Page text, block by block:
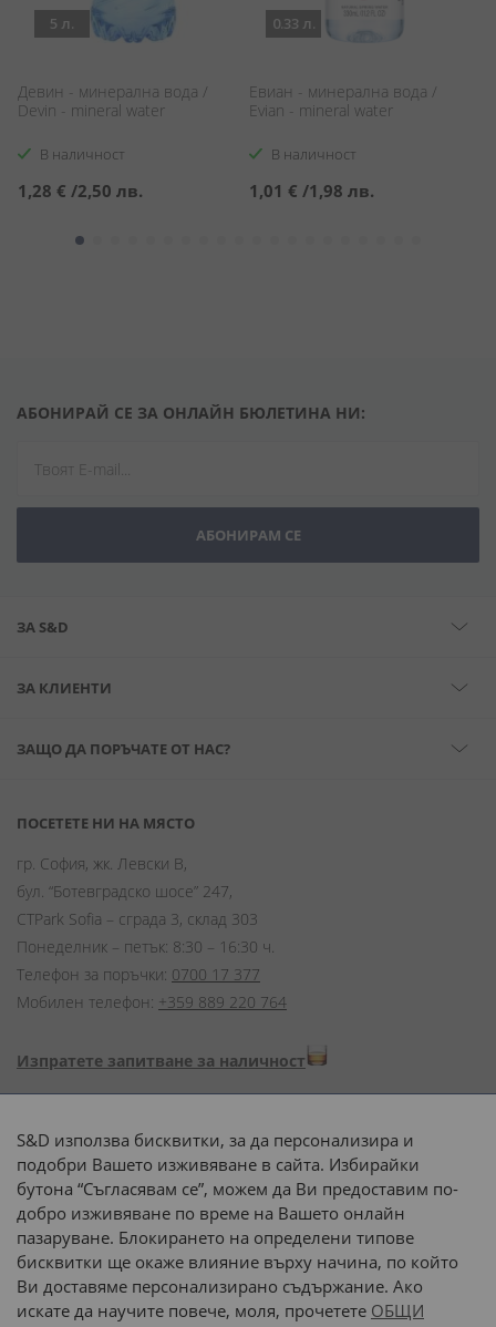
5 л.
Девин - минерална вода /
Devin - mineral water
В наличност
1,28 € /2,50 лв.
0.33 л.
Евиан - минерална вода /
Evian - mineral water
В наличност
1,01 € /1,98 лв.
АБОНИРАЙ СЕ ЗА ОНЛАЙН БЮЛЕТИНА НИ:
АБОНИРАМ СЕ
ЗА S&D
ЗА КЛИЕНТИ
ЗАЩО ДА ПОРЪЧАТЕ ОТ НАС?
ПОСЕТЕТЕ НИ НА МЯСТО
гр. София, жк. Левски В,
бул. “Ботевградско шосе” 247,
CTPark Sofia – сграда 3, склад 303
Понеделник – петък: 8:30 – 16:30 ч.
Телефон за поръчки: 0700 17 377
Мобилен телефон: +359 889 220 764
Изпратете запитване за наличност
Начини на плащане:
Доставка до адрес с:
или
наш транспорт
S&D използва бисквитки, за да персонализира и
подобри Вашето изживяване в сайта. Избирайки
бутона “Съгласявам се”, можем да Ви предоставим по-
добро изживяване по време на Вашето онлайн
пазаруване. Блокирането на определени типове
бисквитки ще окаже влияние върху начина, по който
Ви доставяме персонализирано съдържание. Ако
искате да научите повече, моля, прочетете ОБЩИ